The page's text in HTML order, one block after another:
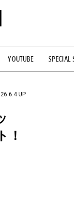
YOUTUBE SPECIAL
ッド図鑑 #路地裏
#MUSIC #MOVIE
UP
！